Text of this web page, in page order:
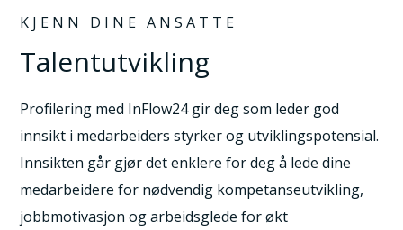
KJENN DINE ANSATTE
Talentutvikling
Profilering med InFlow24 gir deg som leder god
innsikt i medarbeiders styrker og utviklingspotensial.
Innsikten går gjør det enklere for deg å lede dine
medarbeidere for nødvendig kompetanseutvikling,
jobbmotivasjon og arbeidsglede for økt